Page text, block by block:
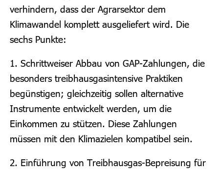
verhindern, dass der Agrarsektor dem
Klimawandel komplett ausgeliefert wird. Die
sechs Punkte:
1. Schrittweiser Abbau von GAP-Zahlungen, die
besonders treibhausgasintensive Praktiken
begünstigen; gleichzeitig sollen alternative
Instrumente entwickelt werden, um die
Einkommen zu stützen. Diese Zahlungen
müssen mit den Klimazielen kompatibel sein.
2. Einführung von Treibhausgas-Bepreisung für